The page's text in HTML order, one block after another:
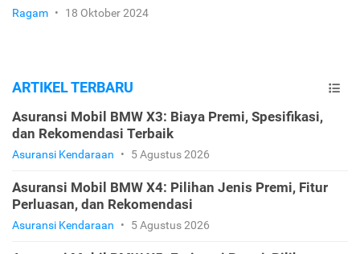
Ragam • 18 Oktober 2024
ARTIKEL TERBARU
Asuransi Mobil BMW X3: Biaya Premi, Spesifikasi,
dan Rekomendasi Terbaik
Asuransi Kendaraan • 5 Agustus 2026
Asuransi Mobil BMW X4: Pilihan Jenis Premi, Fitur
Perluasan, dan Rekomendasi
Asuransi Kendaraan • 5 Agustus 2026